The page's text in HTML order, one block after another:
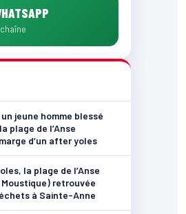
jeune homme blessé
plage de l’Anse
d’un after yoles
la plage de l’Anse
Moustique) retrouvée
à Sainte-Anne